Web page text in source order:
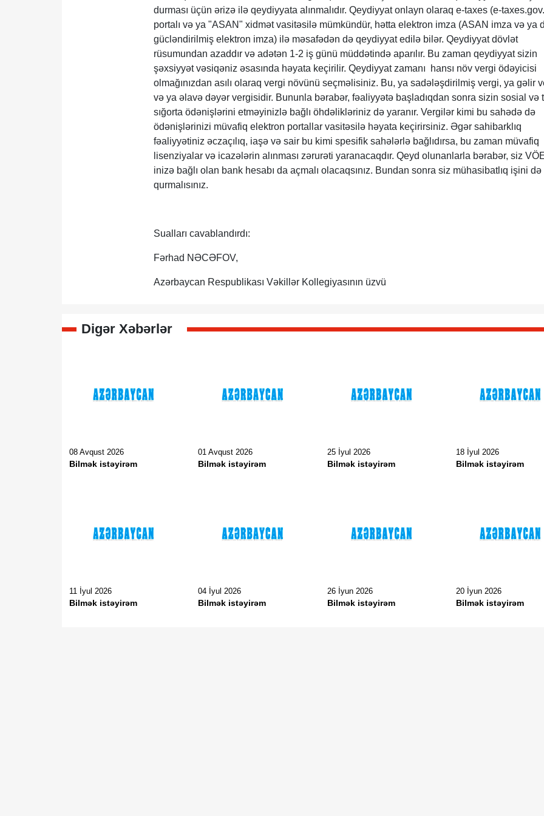
durması üçün ərizə ilə qeydiyyata alınmalıdır. Qeydiyyat onlayn olaraq e-taxes (e-
portalı və ya "ASAN" xidmət vasitəsilə mümkündür, hətta elektron imza (ASAN imza və ya
gücləndirilmiş elektron imza) ilə məsafədən də qeydiyyat edilə bilər. Qeydiyyat dövlət
rüsumundan azaddır və adətən 1-2 iş günü müddətində aparılır. Bu zaman qeydiyyat sizin
şəxsiyyət vəsiqəniz əsasında həyata keçirilir. Qeydiyyat zamanı hansı növ vergi ödəyicisi
olmağınızdan asılı olaraq vergi növünü seçməlisiniz. Bu, ya sadələşdirilmiş vergi, ya gəlir
və ya əlavə dəyər vergisidir. Bununla bərabər, fəaliyyətə başladıqdan sonra sizin sosial və
sığorta ödənişlərini etməyinizlə bağlı öhdəlikləriniz də yaranır. Vergilər kimi bu sahədə də
ödənişlərinizi müvafiq elektron portallar vasitəsilə həyata keçirirsiniz. Əgər sahibarklıq
fəaliyyətiniz əczaçılıq, iaşə və sair bu kimi spesifik sahələrlə bağlıdırsa, bu zaman müvafiq
lisenziyalar və icazələrin alınması zərurəti yaranacaqdır. Qeyd olunanlarla bərabər, siz
inizə bağlı olan bank hesabı da açmalı olacaqsınız. Bundan sonra siz mühasibatlıq işini də
qurmalısınız.
Sualları cavablandırdı:
Fərhad NƏCƏFOV,
Azərbaycan Respublikası Vəkillər Kollegiyasının üzvü
Digər Xəbərlər
08 Avqust 2026
Bilmək istəyirəm
01 Avqust 2026
Bilmək istəyirəm
25 İyul 2026
Bilmək istəyirəm
18 İyul 2026
Bilmək istəyirəm
11 İyul 2026
Bilmək istəyirəm
04 İyul 2026
Bilmək istəyirəm
26 İyun 2026
Bilmək istəyirəm
20 İyun 2026
Bilmək istəyirəm